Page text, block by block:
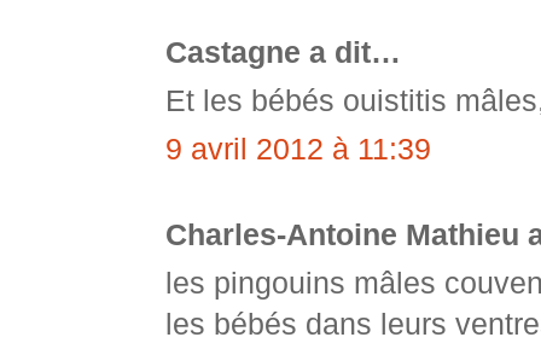
Castagne a dit…
Et les bébés ouistitis
9 avril 2012 à 11:39
Charles-Antoine Mathieu
les pingouins mâles
les bébés dans leurs